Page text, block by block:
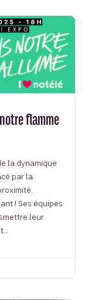
flamme
la dynamique
par la
! Ses équipes
leur